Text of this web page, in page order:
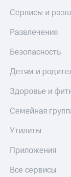
Сервисы и
Развлечения
Безопасность
Детям и
Здоровье и
Семейная
Утилиты
Приложения
Все сервисы